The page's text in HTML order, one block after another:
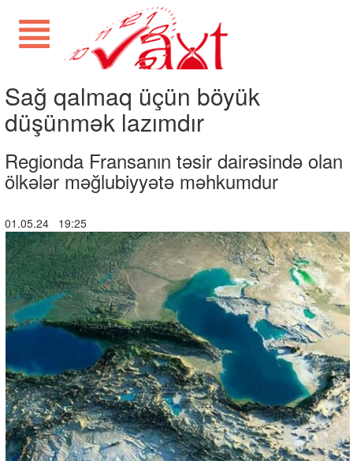
Sağ qalmaq üçün böyük
düşünmək lazımdır
Regionda Fransanın təsir dairəsində olan
ölkələr məğlubiyyətə məhkumdur
01.05.24 19:25